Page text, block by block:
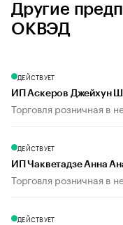
Другие
ОКВЭД
ДЕЙСТВУЕТ
ИП Аскеров Джейхун
Торговля розничная в
ДЕЙСТВУЕТ
ИП Чакветадзе Анна
Торговля розничная в
ДЕЙСТВУЕТ